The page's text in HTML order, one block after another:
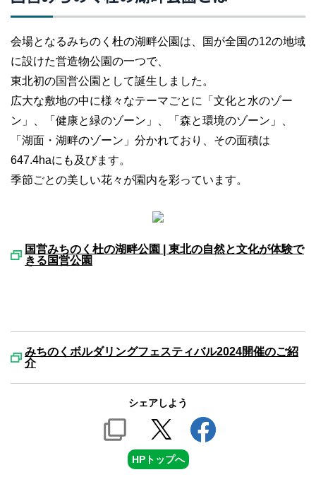
会場となるみちのく杜の湖畔公園は、国が全国の12の地域
に設けた営造物公園の一つで、
東北初の国営公園として誕生しました。
広大な敷地の中に様々なテーマごとに「文化と水のゾー
ン」、「健康と緑のゾーン」、「森と環境のゾーン」、
「湖面・湖畔のゾーン」分かれており、その面積は
647.4haにも及びます。
季節ごとの美しい花々が園内を彩っています。
国営みちのく杜の湖畔公園 | 東北の自然と文化が体験で
きる国営公園
みちのくボルダリングフェスティバル2024開催のご紹
介
シェアしよう
HPトップへ